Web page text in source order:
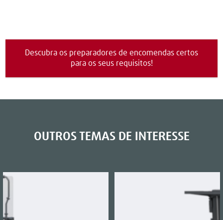
Descubra os preparadores de encomendas certos
para os seus requisitos!
OUTROS TEMAS DE INTERESSE